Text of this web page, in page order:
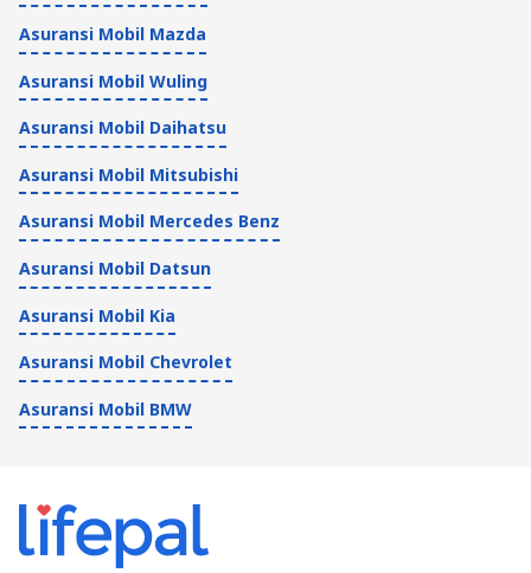
Asuransi Mobil Mazda
Asuransi Mobil Wuling
Asuransi Mobil Daihatsu
Asuransi Mobil Mitsubishi
Asuransi Mobil Mercedes Benz
Asuransi Mobil Datsun
Asuransi Mobil Kia
Asuransi Mobil Chevrolet
Asuransi Mobil BMW